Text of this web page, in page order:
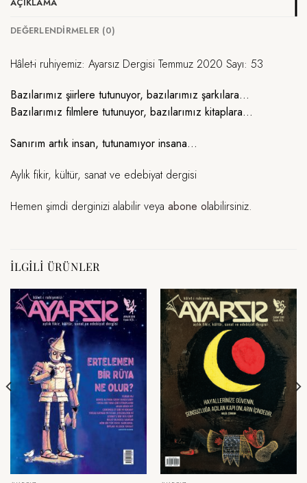
DEĞERLENDIRMELER (0)
Hâlet-i ruhiyemiz: Ayarsız Dergisi Temmuz 2020 Sayı: 53
Bazılarımız şiirlere tutunuyor, bazılarımız şarkılara…
Bazılarımız filmlere tutunuyor, bazılarımız kitaplara…
Sanırım artık insan, tutunamıyor insana…
Aylık fikir, kültür, sanat ve edebiyat dergisi
Hemen şimdi derginizi alabilir veya abone olabilirsiniz.
İLGILI ÜRÜNLER